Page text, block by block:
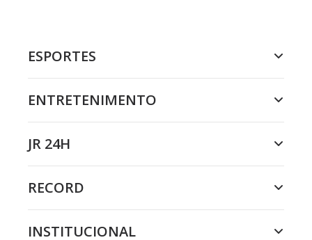
ESPORTES
ENTRETENIMENTO
JR 24H
RECORD
INSTITUCIONAL